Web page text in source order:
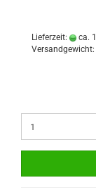
Lieferzeit: ca.
Versandgewicht: